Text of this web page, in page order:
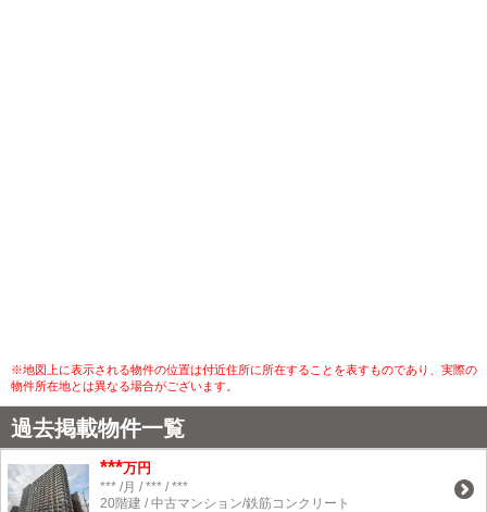
※地図上に表示される物件の位置は付近住所に所在することを表すものであり、実際の
物件所在地とは異なる場合がございます。
過去掲載物件一覧
***万円
*** /月 / *** / ***
20階建 / 中古マンション/鉄筋コンクリート